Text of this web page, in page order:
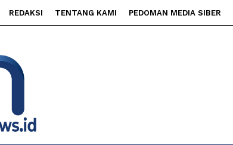
REDAKSI TENTANG KAMI PEDOMAN MEDIA SIBER